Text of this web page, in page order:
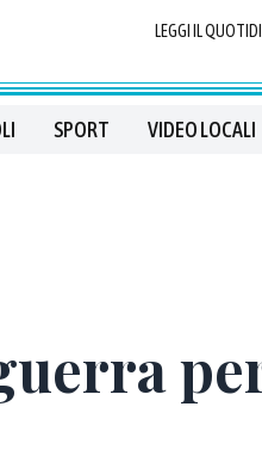
LEGGI IL
SPORT VIDEO LOCALI